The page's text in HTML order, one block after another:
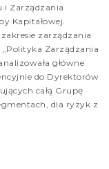
i Zarządzania
Kapitałowej.
zarządzania
Zarządzania
główne
do Dyrektorów
całą Grupę
dla ryzyk z